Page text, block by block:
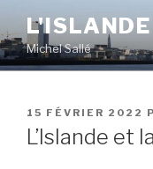
au
contenu
principal
Michel Sallé
PUBLIÉ
LE
15 FÉVRIER 2022
L’Islande et